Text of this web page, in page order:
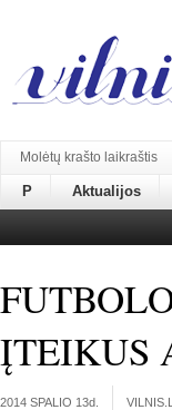
Molėtų krašto laikraštis
P Aktualijos
ĮTEIKUS
2014 SPALIO 13d.